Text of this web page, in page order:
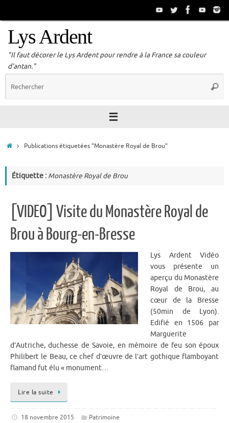
Lys Ardent
"Il faut décorer le Lys Ardent pour rendre à la France sa couleur
d'antan."
AccueilPublications étiquetées "Monastère Royal de Brou"
Étiquette : Monastère Royal de Brou
[VIDEO] Visite du Monastère Royal de
Brou à Bourg-en-Bresse
Lys Ardent Vidéo
vous présente un
aperçu du Monastère
Royal de Brou, au
cœur de la Bresse
(50min de Lyon).
Edifié en 1506 par
Marguerite
d’Autriche, duchesse de Savoie, en mémoire de feu son époux
Philibert le Beau, ce chef d’œuvre de l’art gothique flamboyant
flamand fut élu « monument…
Lire la suite
18 novembre 2015
Patrimoine